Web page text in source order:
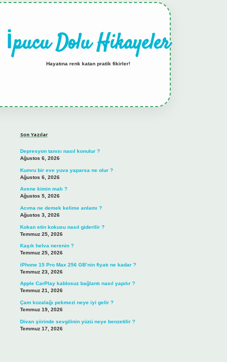
İpucu Dolu Hikayeler
Hayatına renk katan pratik fikirler!
Son Yazılar
Depresyon tanısı nasıl konulur ?
Ağustos 6, 2026
Kumru bir eve yuva yaparsa ne olur ?
Ağustos 6, 2026
Avene kimin malı ?
Ağustos 5, 2026
Acıma ne demek kelime anlamı ?
Ağustos 3, 2026
Kokan etin kokusu nasıl giderilir ?
Temmuz 25, 2026
Kaşık helva nerenin ?
Temmuz 25, 2026
iPhone 15 Pro Max 256 GB’nin fiyatı ne kadar ?
Temmuz 23, 2026
Apple CarPlay kablosuz bağlantı nasıl yapılır ?
Temmuz 21, 2026
Çam kozalağı pekmezi neye iyi gelir ?
Temmuz 19, 2026
Divan şiirinde sevgilinin yüzü neye benzetilir ?
Temmuz 17, 2026